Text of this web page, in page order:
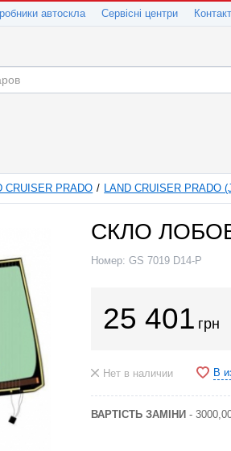
автоскла Сервісні центри
CRUISER PRADO LAND CRUISER PRADO
СКЛО
Номер: GS 7019 D14-P
25 401 грн
Нет в наличии В
ВАРТІСТЬ ЗАМІНИ -